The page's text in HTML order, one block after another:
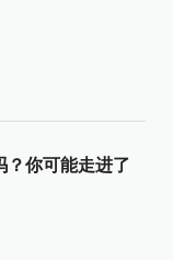
？你可能走进了